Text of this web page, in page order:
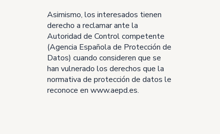
Asimismo, los interesados tienen
derecho a reclamar ante la
Autoridad de Control competente
(Agencia Española de Protección de
Datos) cuando consideren que se
han vulnerado los derechos que la
normativa de protección de datos le
reconoce en www.aepd.es.